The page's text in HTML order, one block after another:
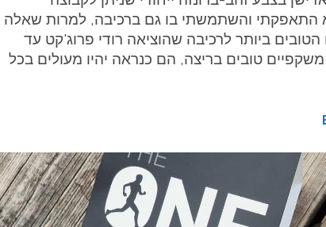
התאפקתי והשתמשתי בו גם ברכיבה, למרות שאלה
ביותר לרכיבה שהוציאה רודי פרוג'קט עד
טובים בריצה, הם כנראה יהיו מעולים בכל